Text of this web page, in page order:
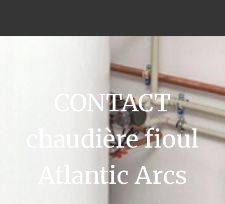
CONTACT
chaudière fioul
Atlantic Arcs